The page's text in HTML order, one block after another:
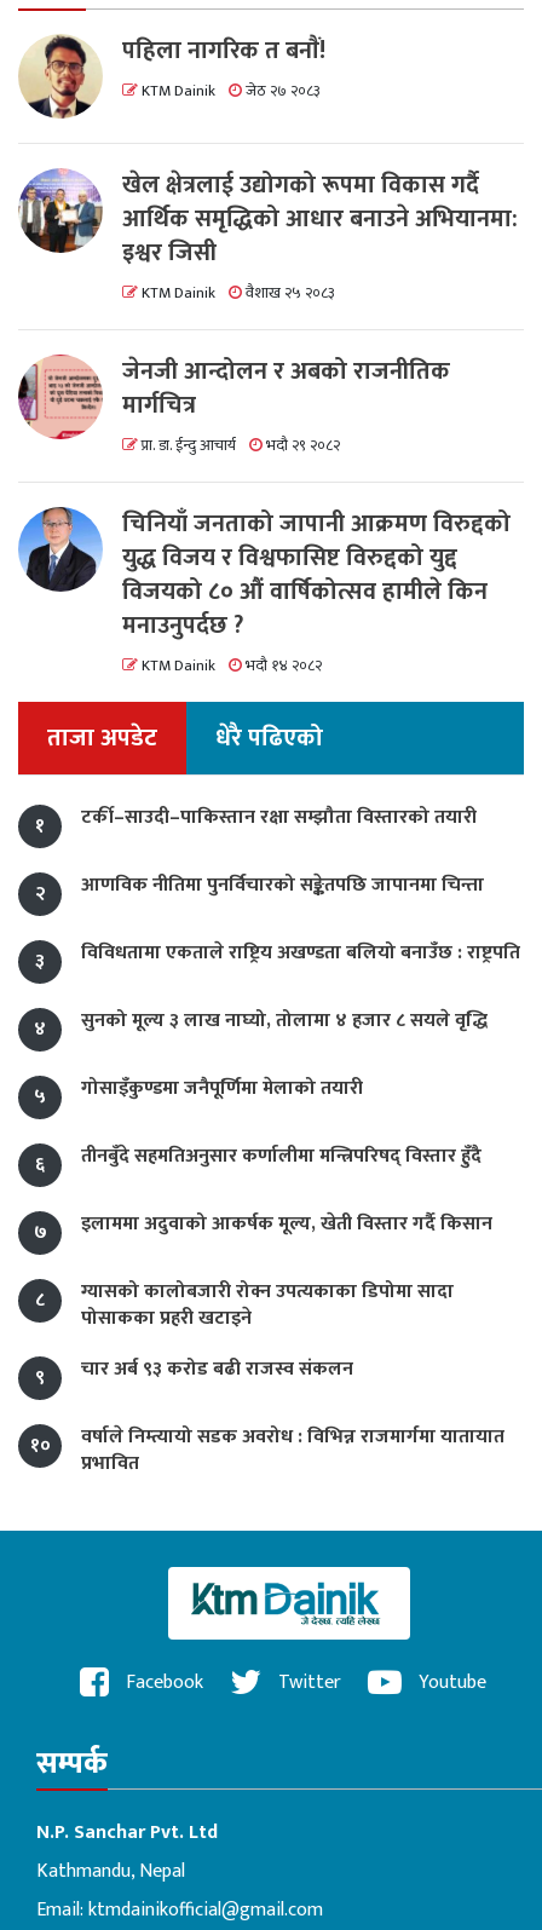
पहिला नागरिक त बनाैं!
KTM Dainik जेठ २७ २०८३
खेल क्षेत्रलाई उद्योगको रूपमा विकास गर्दै
आर्थिक समृद्धिको आधार बनाउने अभियानमा:
इश्वर जिसी
KTM Dainik वैशाख २५ २०८३
जेनजी आन्दोलन र अबको राजनीतिक
मार्गचित्र
प्रा. डा. ईन्दु आचार्य भदौ २९ २०८२
चिनियाँ जनताको जापानी आक्रमण विरुद्दको
युद्ध विजय र विश्वफासिष्ट विरुद्दको युद्द
विजयको ८० औं वार्षिकोत्सव हामीले किन
मनाउनुपर्दछ ?
KTM Dainik भदौ १४ २०८२
ताजा अपडेट धेरै पढिएको
१ टर्की–साउदी–पाकिस्तान रक्षा सम्झौता विस्तारको तयारी
२ आणविक नीतिमा पुनर्विचारको सङ्केतपछि जापानमा चिन्ता
३ विविधतामा एकताले राष्ट्रिय अखण्डता बलियो बनाउँछ : राष्ट्रपति
४ सुनको मूल्य ३ लाख नाघ्यो, तोलामा ४ हजार ८ सयले वृद्धि
५ गोसाइँकुण्डमा जनैपूर्णिमा मेलाको तयारी
६ तीनबुँदे सहमतिअनुसार कर्णालीमा मन्त्रिपरिषद् विस्तार हुँदै
७ इलाममा अदुवाको आकर्षक मूल्य, खेती विस्तार गर्दै किसान
८
ग्यासको कालोबजारी रोक्न उपत्यकाका डिपोमा सादा
पोसाकका प्रहरी खटाइने
९
चार अर्ब ९३ करोड बढी राजस्व संकलन
१०
वर्षाले निम्त्यायो सडक अवरोध : विभिन्न राजमार्गमा यातायात
प्रभावित
Facebook Twitter Youtube
सम्पर्क
N.P. Sanchar Pvt. Ltd
Kathmandu, Nepal
Email:ktmdainikofficial@gmail.com